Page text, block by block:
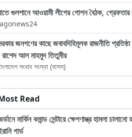
গুলশানে আওয়ামী লীগের গোপন বৈঠক,
জনগণের কাছে জবাবদিহিমূলক রাজনীতি
আল মাহমুদ তিতুমীর
সংবাদ সংস্থা (বাসস)
Read
মার্কিন কমান্ড সেন্টারে ক্ষেপণাস্ত্র হামলা
গার্ড